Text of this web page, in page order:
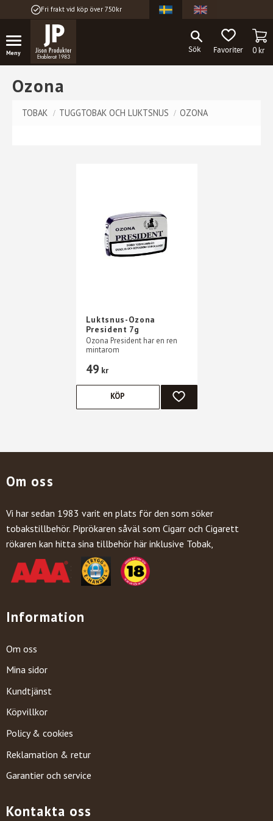
Fri frakt vid köp över 750kr
FAVORITER0kr
Ozona
TOBAK TUGGTOBAK OCH LUKTSNUS OZONA
Luktsnus-Ozona
President 7g
Ozona President har en ren
mintarom
49 kr
LÄGG TILL I FAVORITER
KÖP
Om oss
Vi har sedan 1983 varit en plats för den som söker
tobakstillbehör. Piprökaren såväl som Cigarr och Cigarett
rökaren kan hitta sina tillbehör här inklusive Tobak,
Information
Om oss
Mina sidor
Kundtjänst
Köpvillkor
Policy & cookies
Reklamation & retur
Garantier och service
Kontakta oss